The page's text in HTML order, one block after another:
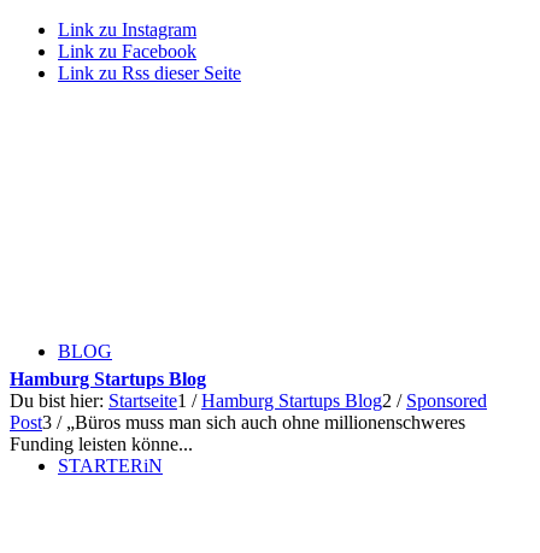
Link zu Instagram
Link zu Facebook
Link zu Rss dieser Seite
BLOG
STARTERiN
Hamburg Startups Blog
Du bist hier: Startseite1 / Hamburg Startups Blog2 / Sponsored
Post3 / „Büros muss man sich auch ohne millionenschweres
Funding leisten könne...